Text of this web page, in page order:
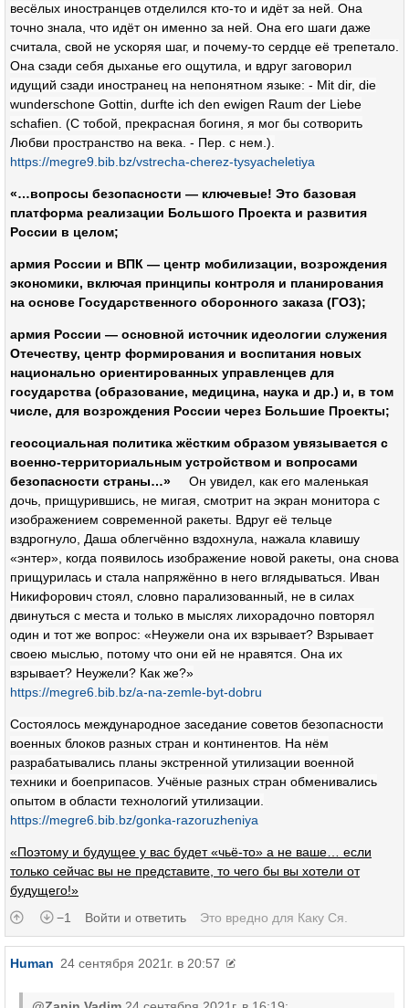
весёлых иностранцев отделился кто-то и идёт за ней. Она
точно знала, что идёт он именно за ней. Она его шаги даже
считала, свой не ускоряя шаг, и почему-то сердце её трепетало.
Она сзади себя дыханье его ощутила, и вдруг заговорил
идущий сзади иностранец на непонятном языке: - Mit dir, die
wunderschone Gottin, durfte ich den ewigen Raum der Liebe
schafien. (С тобой, прекрасная богиня, я мог бы сотворить
Любви пространство на века. - Пер. с нем.).
https://megre9.bib.bz/vstrecha-cherez-tysyacheletiya
«…вопросы безопасности — ключевые! Это базовая
платформа реализации Большого Проекта и развития
России в целом;
армия России и ВПК — центр мобилизации, возрождения
экономики, включая принципы контроля и планирования
на основе Государственного оборонного заказа (ГОЗ);
армия России — основной источник идеологии служения
Отечеству, центр формирования и воспитания новых
национально ориентированных управленцев для
государства (образование, медицина, наука и др.) и, в том
числе, для возрождения России через Большие Проекты;
геосоциальная политика жёстким образом увязывается с
военно-территориальным устройством и вопросами
безопасности страны…» Он увидел, как его маленькая
дочь, прищурившись, не мигая, смотрит на экран монитора с
изображением современной ракеты. Вдруг её тельце
вздрогнуло, Даша облегчённо вздох­нула, нажала клавишу
«энтер», когда появилось изоб­ражение новой ракеты, она снова
прищурилась и стала напряжённо в него вглядываться. Иван
Никифорович стоял, словно парализованный, не в силах
двинуться с места и только в мыслях лихо­радочно повторял
один и тот же вопрос: «Неужели она их взрывает? Взрывает
своею мыслью, потому что они ей не нравятся. Она их
взрывает? Неужели? Как же?»
https://megre6.bib.bz/a-na-zemle-byt-dobru
Состоялось международное заседание советов безопасности
военных блоков разных стран и конти­нентов. На нём
разрабатывались планы экстренной утилизации военной
техники и боеприпасов. Учёные разных стран обменивались
опытом в области техно­логий утилизации.
https://megre6.bib.bz/gonka-razoruzheniya
«Поэтому и будущее у вас будет «чьё-то» а не ваше… если
только сейчас вы не представите, то чего бы вы хотели от
будущего!»
−1
Войти и ответить Это вредно для Каку Ся
Human 24 сентября 2021г. в 20:57